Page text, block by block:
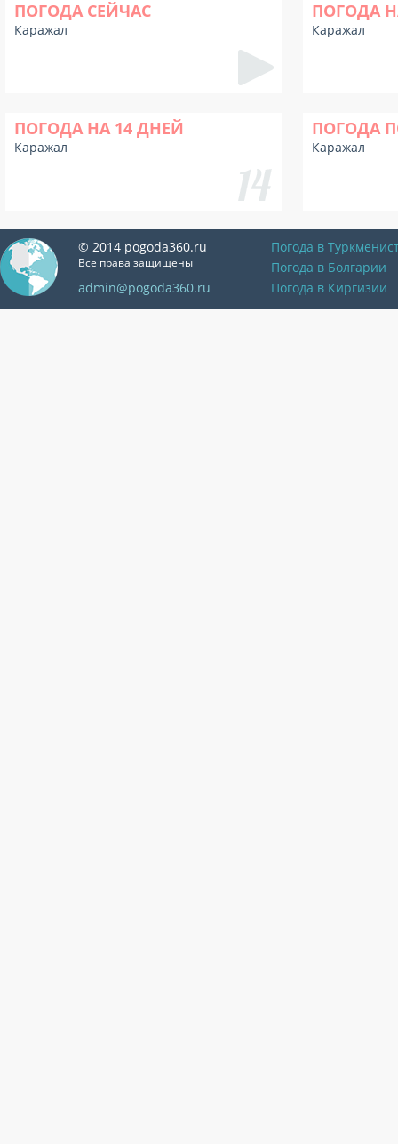
ПОГОДА СЕЙЧАС
Каражал
ПОГОДА
Каражал
ПОГОДА НА 14 ДНЕЙ
Каражал
ПОГОДА
Каражал
© 2014 pogoda360.ru
Все права защищены
admin@pogoda360.ru
Погода в
Погода в Болгарии
Погода в Киргизии